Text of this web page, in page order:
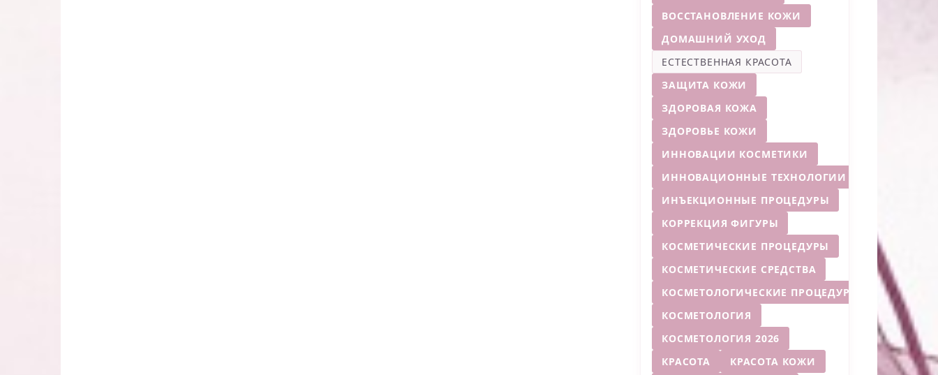
ВОССТАНОВЛЕНИЕ КОЖИ
ДОМАШНИЙ УХОД
ЕСТЕСТВЕННАЯ КРАСОТА
ЗАЩИТА КОЖИ
ЗДОРОВАЯ КОЖА
ЗДОРОВЬЕ КОЖИ
ИННОВАЦИИ КОСМЕТИКИ
ИННОВАЦИОННЫЕ ТЕХНОЛОГИИ
ИНЪЕКЦИОННЫЕ ПРОЦЕДУРЫ
КОРРЕКЦИЯ ФИГУРЫ
КОСМЕТИЧЕСКИЕ ПРОЦЕДУРЫ
КОСМЕТИЧЕСКИЕ СРЕДСТВА
КОСМЕТОЛОГИЧЕСКИЕ ПРОЦЕДУРЫ
КОСМЕТОЛОГИЯ
КОСМЕТОЛОГИЯ 2026
КРАСОТА
КРАСОТА КОЖИ